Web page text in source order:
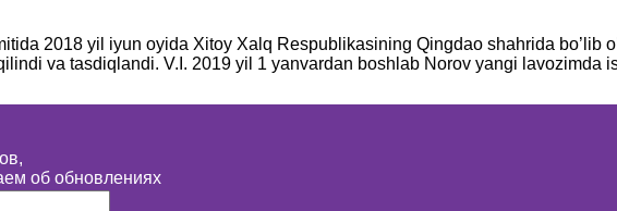
об обновлениях
2018 yil iyun oyida Xitoy Xalq Respublikasining Qingdao shahrida bo’lib
va tasdiqlandi. V.I. 2019 yil 1 yanvardan boshlab Norov yangi lavozimda